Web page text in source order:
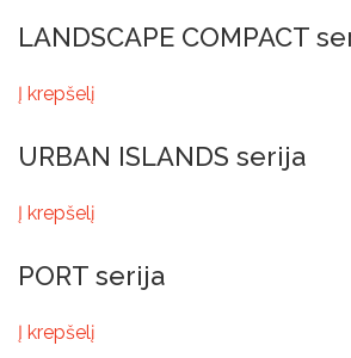
LANDSCAPE COMPACT
Į krepšelį
URBAN ISLANDS serija
Į krepšelį
PORT serija
Į krepšelį